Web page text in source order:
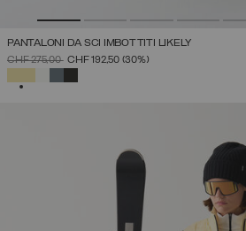
PANTALONI DA SCI IMBOTTITI LIKELY
PREZZO RIDOTTO DA
CHF 275,00ACHF 192,50 (30%)